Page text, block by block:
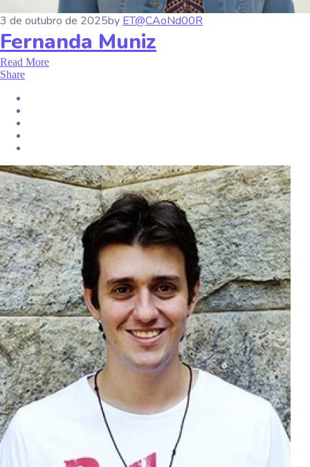
3 de outubro de 2025by ET@CAoNd00R
Fernanda Muniz
Read More
Share